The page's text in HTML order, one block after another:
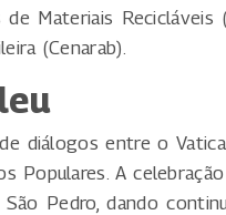
Materiais
(Cenarab).
diálogos entre o
Populares. A
Pedro, dando